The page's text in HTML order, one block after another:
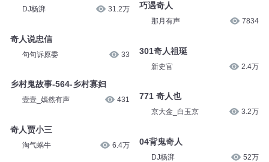
DJ杨湃 31.2万
奇人说忠信
句句诉原委 33
乡村鬼故事-564-乡村寡妇
壹壹_嫣然有声 431
奇人贾小三
淘气蜗牛 6.4万
巧遇奇人
那月有声 7834
301奇人祖珽
新史官 2.4万
771 奇人也
京大金_白玉京 3.2万
04背鬼奇人
DJ杨湃 52万